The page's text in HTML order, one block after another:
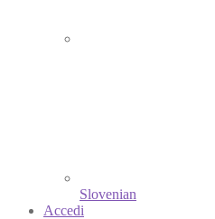
Slovenian
Accedi